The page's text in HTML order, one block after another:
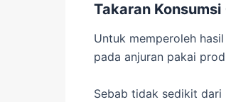
Takaran
Untuk memperoleh
pada anjuran pakai
Sebab tidak sedikit dari